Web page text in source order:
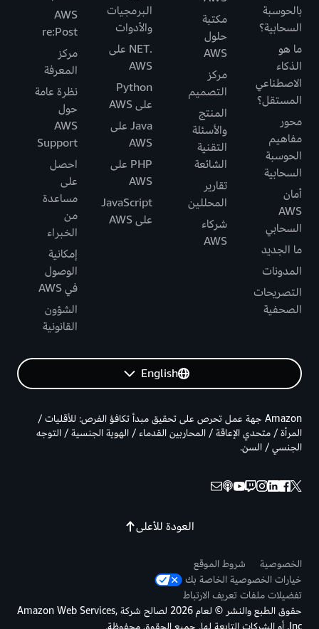
بالحوسبة
السحابية؟
ما هو
الذكاء
الاصطناعي
المستقل؟
محور
مفاهيم
الحوسبة
السحابية
أمان
AWS
السحابي
ما الجديد
المدونات
التصريحات
الصحفية
مكتبة
حلول
AWS
مركز
التصميم
المنتج
والأسئلة
التقنية
الشائعة
تقارير
المحللين
شركاء
AWS
البرمجيات
والأدوات
.NET على
AWS
Python
على AWS
Java على
AWS
PHP على
AWS
JavaScript
على AWS
AWS
re:Post
مركز
المعرفة
نظرة عامة
حول
AWS
Support
احصل
على
مساعدة
من
الخبراء
إمكانية
الوصول
في AWS
الشؤون
القانونية
English
العودة للأعلى
Amazon جهة عمل تحرص على تحقيق مبدأ تكافؤ الفرص: للأقليات /
المرأة / متحدي الإعاقة / المحاربين القدماء / الهوية الجنسية / التوجه
الجنسي / السن.
الخصوصية
شروط الموقع
خيارات الخصوصية الخاصة بك
تفضيلات ملفات تعريف الارتباط
حقوق الطبع والنشر © لعام 2026 لصالح شركة Amazon Web Services,